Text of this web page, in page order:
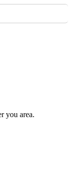
you area.